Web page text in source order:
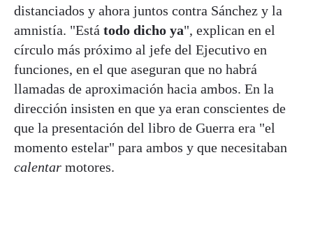
distanciados y ahora juntos contra Sánchez y la
amnistía. "Está todo dicho ya", explican en el
círculo más próximo al jefe del Ejecutivo en
funciones, en el que aseguran que no habrá
llamadas de aproximación hacia ambos. En la
dirección insisten en que ya eran conscientes de
que la presentación del libro de Guerra era "el
momento estelar" para ambos y que necesitaban
calentar motores.